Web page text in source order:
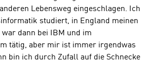
Lebensweg eingeschlagen. Ich
studiert, in England meinen
war dann bei IBM und im
tätig, aber mir ist immer irgendwas
bin ich durch Zufall auf die Schnecke